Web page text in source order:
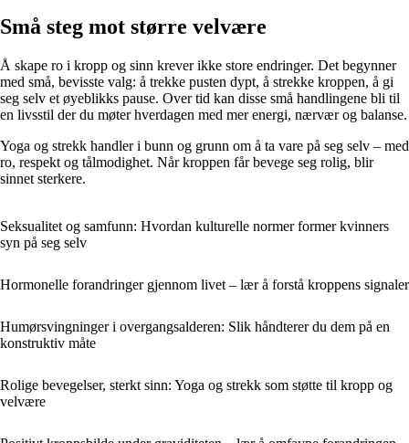
Små steg mot større velvære
Å skape ro i kropp og sinn krever ikke store endringer. Det begynner
med små, bevisste valg: å trekke pusten dypt, å strekke kroppen, å gi
seg selv et øyeblikks pause. Over tid kan disse små handlingene bli til
en livsstil der du møter hverdagen med mer energi, nærvær og balanse.
Yoga og strekk handler i bunn og grunn om å ta vare på seg selv – med
ro, respekt og tålmodighet. Når kroppen får bevege seg rolig, blir
sinnet sterkere.
Seksualitet og samfunn: Hvordan kulturelle normer former kvinners
syn på seg selv
Hormonelle forandringer gjennom livet – lær å forstå kroppens signaler
Humørsvingninger i overgangsalderen: Slik håndterer du dem på en
konstruktiv måte
Rolige bevegelser, sterkt sinn: Yoga og strekk som støtte til kropp og
velvære